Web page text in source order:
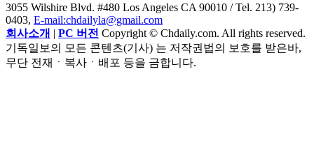
3055 Wilshire Blvd. #480 Los Angeles CA 90010 / Tel. 213) 739-
0403, E-mail:chdailyla@gmail.com
회사소개 | PC 버전 Copyright © Chdaily.com. All rights reserved.
기독일보의 모든 콘텐츠(기사) 는 저작권법의 보호를 받은바,
무단 전재ㆍ복사ㆍ배포 등을 금합니다.